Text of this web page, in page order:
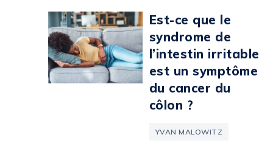
Est-ce que le
syndrome de
l’intestin irritable
est un symptôme
du cancer du
côlon ?
YVAN MALOWITZ